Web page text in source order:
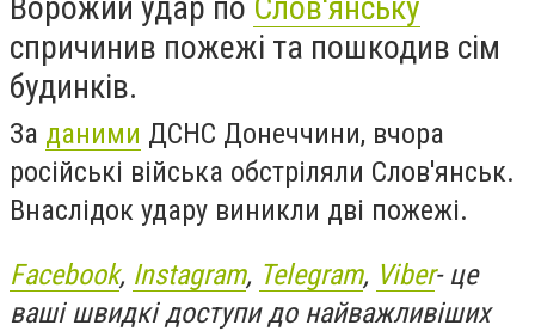
спричинив пожежі та пошкодив сім
будинків.
За даними ДСНС Донеччини, вчора
російські війська обстріляли Слов'янськ.
Внаслідок удару виникли дві пожежі.
Facebook, Instagram, Telegram, Viber- це
ваші швидкі доступи до найважливіших